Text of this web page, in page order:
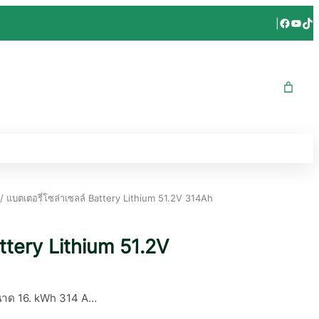
/ แบตเตอรี่โซล่าเซลล์ Battery Lithium 51.2V 314Ah
Lithium 51.2V
ด 16. kWh 314 A…